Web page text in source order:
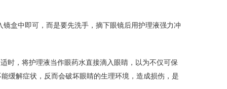
盒中即可，而是要先洗手，摘下眼镜后用护理液强力冲
时，将护理液当作眼药水直接滴入眼睛，以为不仅可保
缓解症状，反而会破坏眼睛的生理环境，造成损伤，是